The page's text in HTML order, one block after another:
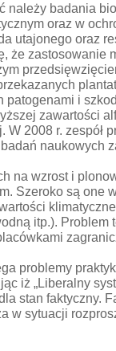
badania
oraz w
utajonego oraz
że zastosowanie
patogenami i
zawartości
2008 r. zespół
naukowych
na wzrost i
Szeroko są one
itp.). Problem
problemy
iż „Liberalny
stan faktyczny.
w sytuacji